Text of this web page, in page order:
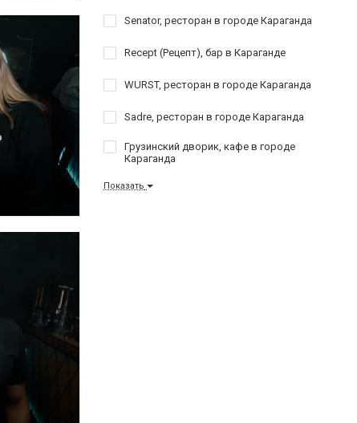
Senator, ресторан в городе Караганда
Recept (Рецепт), бар в Караганде
WURST, ресторан в городе Караганда
Sadre, ресторан в городе Караганда
Грузинский дворик, кафе в городе
Караганда
Показать